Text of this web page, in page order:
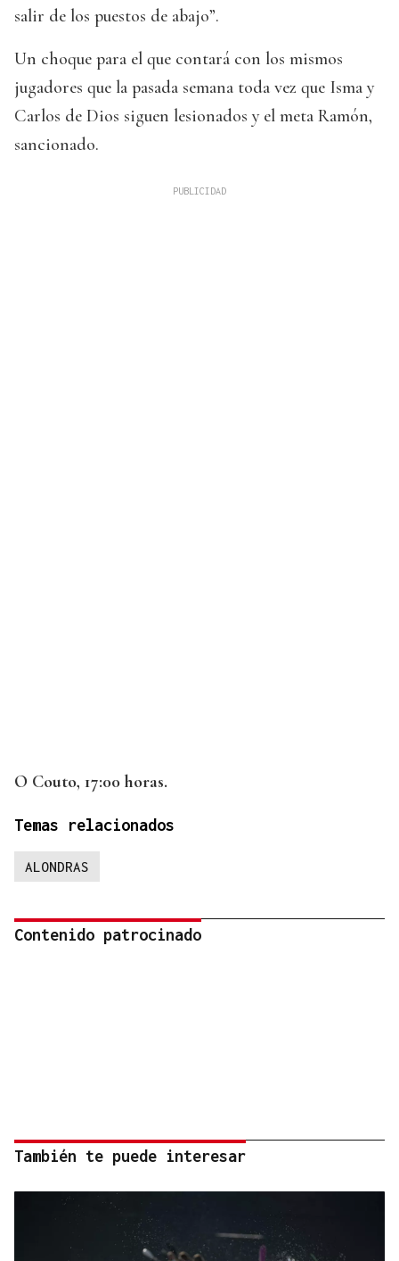
salir de los puestos de abajo”.
Un choque para el que contará con los mismos
jugadores que la pasada semana toda vez que Isma y
Carlos de Dios siguen lesionados y el meta Ramón,
sancionado.
O Couto, 17:00 horas.
Temas relacionados
ALONDRAS
Contenido patrocinado
También te puede interesar